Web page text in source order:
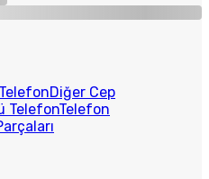
Diğer Cep
TelefonTelefon